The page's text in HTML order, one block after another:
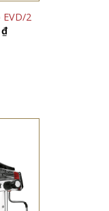
EVD/2
₫Giá